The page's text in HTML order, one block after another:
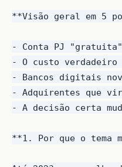
**Visão geral em 5
- Conta PJ
- O custo verdadeiro
- Bancos digitais
- Adquirentes que
- A decisão certa
**1. Por que o tema